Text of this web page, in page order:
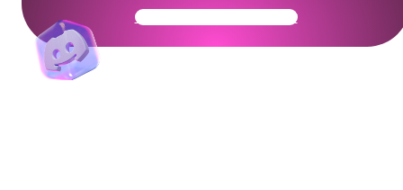
Get Your Community Ready